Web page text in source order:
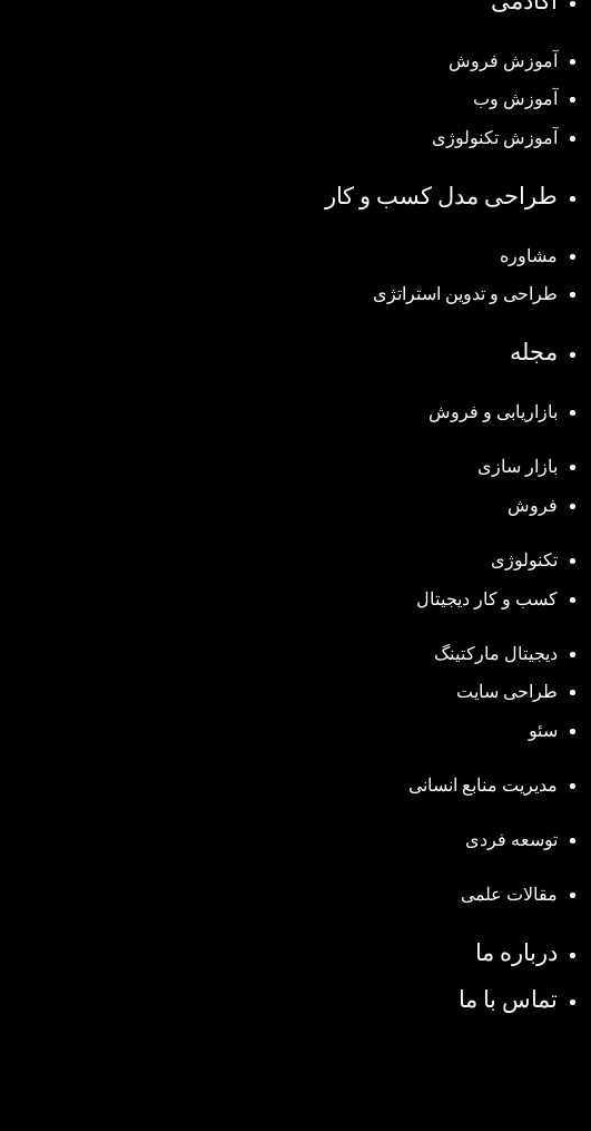
آموزش فروش
آموزش وب
آموزش تکنولوژی
طراحی مدل کسب و کار
مشاوره
طراحی و تدوین استراتژی
مجله
بازاریابی و فروش
بازار سازی
فروش
تکنولوژی
کسب و کار دیجیتال
دیجیتال مارکتینگ
طراحی سایت
سئو
مدیریت منابع انسانی
توسعه فردی
مقالات علمی
درباره ما
تماس با ما